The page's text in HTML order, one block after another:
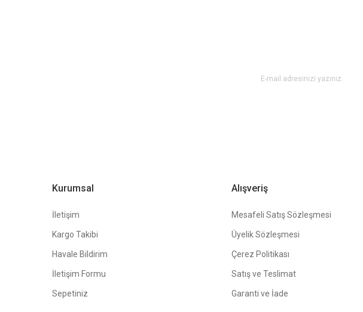
Kurumsal
İletişim
Kargo Takibi
Havale Bildirim
İletişim Formu
Sepetiniz
Alışveriş
Mesafeli Satış Sözleşmesi
Üyelik Sözleşmesi
Çerez Politikası
Satış ve Teslimat
Garanti ve İade